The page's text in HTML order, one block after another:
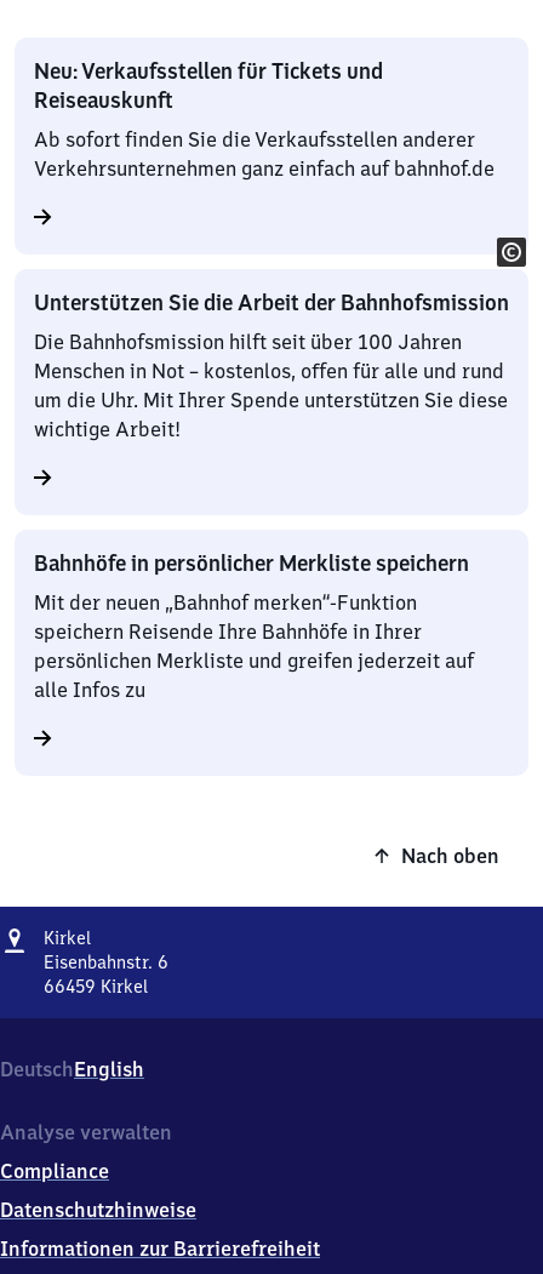
Neu: Verkaufsstellen für Tickets und
Reiseauskunft
Ab sofort finden Sie die Verkaufsstellen anderer
Verkehrsunternehmen ganz einfach auf bahnhof.de
Unterstützen Sie die Arbeit der Bahnhofsmission
Die Bahnhofsmission hilft seit über 100 Jahren
Menschen in Not – kostenlos, offen für alle und rund
um die Uhr. Mit Ihrer Spende unterstützen Sie diese
wichtige Arbeit!
Bahnhöfe in persönlicher Merkliste speichern
Mit der neuen „Bahnhof merken“-Funktion
speichern Reisende Ihre Bahnhöfe in Ihrer
persönlichen Merkliste und greifen jederzeit auf
alle Infos zu
Nach oben
Adresse
Kirkel
Eisenbahnstr. 6
66459 Kirkel
6,
6
4
9
Kirkel
DeutschEnglish
Analyse verwalten
Compliance
Datenschutzhinweise
Informationen zur Barrierefreiheit